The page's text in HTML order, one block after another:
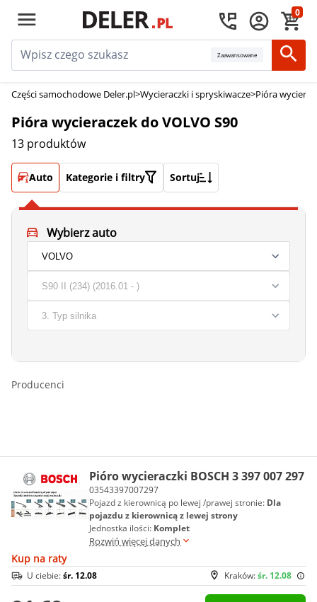
0
Zaawansowane
Części samochodowe Deler.pl>Wycieraczki i spryskiwacze>Pióra
Pióra wycieraczek do VOLVO S90
13 produktów
Auto Kategorie i filtry Sortuj
Wybierz auto
Producenci
Pióro wycieraczki BOSCH 3 397 007 297
03543397007297
Pojazd z kierownicą po lewej /prawej stronie: Dla
pojazdu z kierownicą z lewej strony
Jednostka ilości: Komplet
Rozwiń więcej danych
Kup na raty
Kraków:śr. 12.08
U ciebie:śr. 12.08